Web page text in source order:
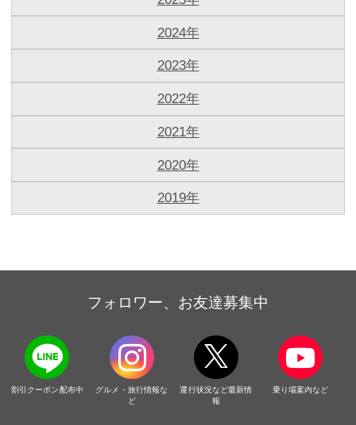
2024年
2023年
2022年
2021年
2020年
2019年
フォロワー、お友達募集中
割引クーポン配布中
グルメ・旅行情報な
ど
運行状況など最新情
報
乗り場案内など